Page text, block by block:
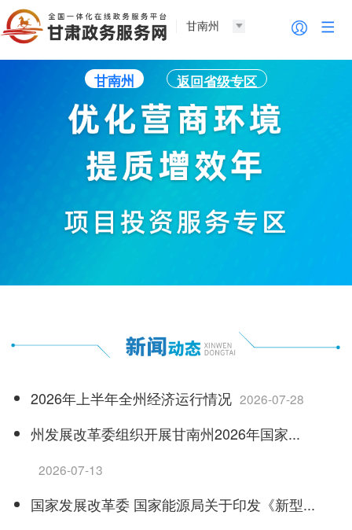
甘南州
甘南州 返回省级专区
2026年上半年全州经济运行情况 2026-07-28
州发展改革委组织开展甘南州2026年国家...
2026-07-13
国家发展改革委 国家能源局关于印发《新型...